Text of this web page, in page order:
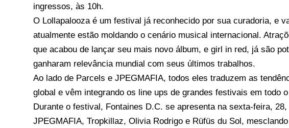
ingressos, às 10h.
O Lollapalooza é um festival já reconhecido por sua curadoria, e
atualmente estão moldando o cenário musical internacional.
que acabou de lançar seu mais novo álbum, e girl in red, já são
ganharam relevância mundial com seus últimos trabalhos.
Ao lado de Parcels e JPEGMAFIA, todos eles traduzem as
global e vêm integrando os line ups de grandes festivais em todo
Durante o festival, Fontaines D.C. se apresenta na sexta-feira,
JPEGMAFIA, Tropkillaz, Olivia Rodrigo e Rüfüs du Sol,